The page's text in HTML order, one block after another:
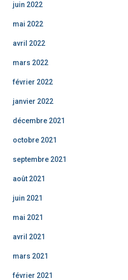
juin 2022
mai 2022
avril 2022
mars 2022
février 2022
janvier 2022
décembre 2021
octobre 2021
septembre 2021
août 2021
juin 2021
mai 2021
avril 2021
mars 2021
février 2021